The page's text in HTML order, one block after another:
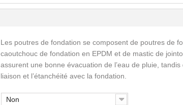
Les poutres de fondation se composent de poutres de
caoutchouc de fondation en EPDM et de mastic de
assurent une bonne évacuation de l’eau de pluie,
liaison et l’étanchéité avec la fondation.
Non